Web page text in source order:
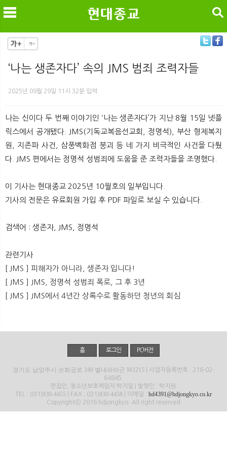
검색
‘나는 생존자다’ 속의 JMS 범죄 조력자들
2025년 09월 29일 11시 32분 입력
나는 신이다 두 번째 이야기인 ‘나는 생존자다’가 지난 8월 15일 넷플
릭스에서 공개됐다. JMS(기독교복음선교회, 정명석), 부산 형제복지
원, 지존파 사건, 삼풍백화점 붕괴 등 네 가지 비극적인 사건을 다뤘
다. JMS 편에서는 정명석 성범죄에 도움을 준 조력자들을 조명했다.
이 기사는 현대종교 2025년 10월호의 일부입니다.
기사의 전문은 유료회원 가입 후 PDF 파일로 보실 수 있습니다.
검색어 : 생존자, JMS, 정명석
관련기사
[ JMS ] 피해자가 아니라, 생존자 입니다!
[ JMS ] JMS, 정명석 성범죄 폭로, 그 후 3년
[ JMS ] JMS에서 4년간 상록수로 활동하던 청년의 회심
홈 로그인 PC버전
경기도 남양주시 순화궁로 249 별내파라곤 M1215 | 사업자등록번호 : 216-02-
64845
편집인, 청소년보호책임자:탁지일 | 발행인 : 탁지원
TEL : 031)830-4455 | FAX : 031)830-4458 | 이메일 : hd4391@hdjongkyo.co.kr
Copyrightⓒ 2016 hdjongkyo. All right reserved